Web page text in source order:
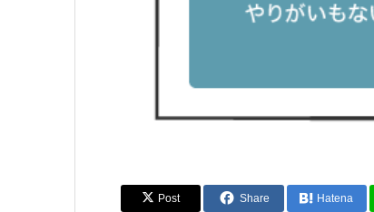
Post Share Hatena